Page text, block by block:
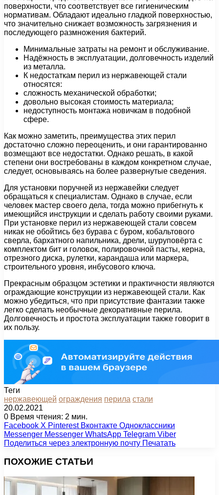
поверхности, что соответствует все гигиеническим
нормативам. Обладают идеально гладкой поверхностью,
что значительно снижает возможность загрязнения и
последующего размножения бактерий.
Минимальные затраты на ремонт и обслуживание.
Надёжность в эксплуатации, долговечность изделий
из металла.
К недостаткам перил из нержавеющей стали
относятся:
сложность механической обработки;
довольно высокая стоимость материала;
недоступность монтажа новичкам в подобной
сфере.
Как можно заметить, преимущества этих перил
достаточно сложно переоценить, и они гарантированно
возмещают все недостатки. Однако решать, в какой
степени они востребованы в каждом конкретном случае,
следует, основываясь на более развернутые сведения.
Для установки поручней из нержавейки следует
обращаться к специалистам. Однако в случае, если
человек мастер своего дела, тогда можно прибегнуть к
имеющийся инструкции и сделать работу своими руками.
При установке перил из нержавеющей стали совсем
никак не обойтись без бурава с буром, кобальтового
сверла, бархатного напильника, дрели, шуруповёрта с
комплектом бит и головок, полировочной пасты, керна,
отрезного диска, рулетки, карандаша или маркера,
строительного уровня, инбусового ключа.
Прекрасным образцом эстетики и практичности являются
ограждающие конструкции из нержавеющей стали. Как
можно убедиться, что при присутствие фантазии также
легко сделать необычные декоративные перила.
Долговечность и простота эксплуатации также говорит в
их пользу.
Теги
нержавеющей ограждения перила стали
20.02.2021
0 Время чтения: 2 мин.
Facebook X Pinterest Вконтакте Одноклассники
Messenger Messenger WhatsApp Telegram Viber
Поделиться через электронную почту Печатать
ПОХОЖИЕ СТАТЬИ